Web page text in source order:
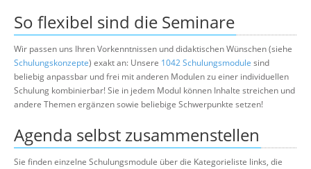
So flexibel sind die Seminare
Wir passen uns Ihren Vorkenntnissen und didaktischen Wünschen (siehe
Schulungskonzepte) exakt an: Unsere 1042 Schulungsmodule sind
beliebig anpassbar und frei mit anderen Modulen zu einer individuellen
Schulung kombinierbar! Sie in jedem Modul können Inhalte streichen und
andere Themen ergänzen sowie beliebige Schwerpunkte setzen!
Agenda selbst zusammenstellen
Sie finden einzelne Schulungsmodule über die Kategorieliste links, die